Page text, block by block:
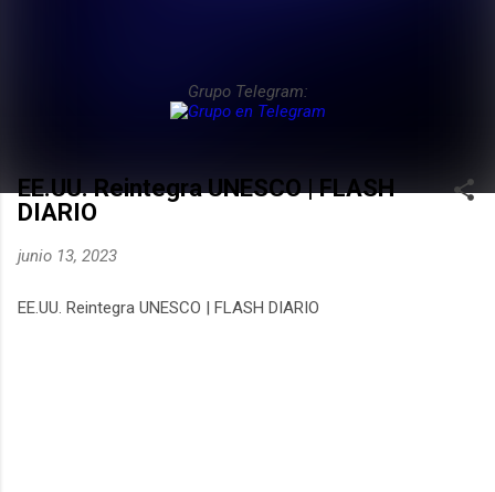
Grupo Telegram:
EE.UU. Reintegra UNESCO | FLASH
DIARIO
junio 13, 2023
EE.UU. Reintegra UNESCO | FLASH DIARIO